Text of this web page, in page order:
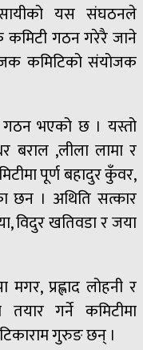
यस संघठनले
गठन गरेरै जाने
कमिटिको संयोजक
गठन भएको छ । यस्तो
बराल ,लीला लामा र
पूर्ण बहादुर कुँवर,
छन । अथिति सत्कार
विदुर खतिवडा र जया
प्रह्लाद लोहनी र
गर्ने कमिटीमा
टिकाराम गुरुङ छन् ।